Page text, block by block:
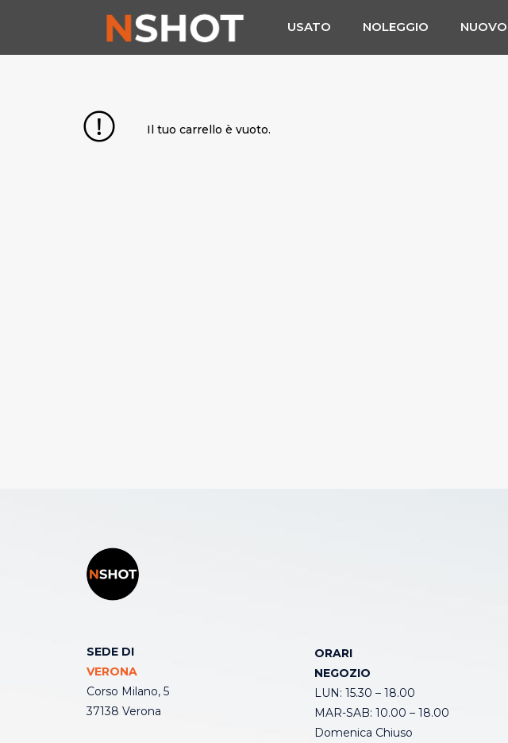
USATO NOLEGGIO NUOVO
Il tuo carrello è vuoto.
SEDE DI
VERONA
Corso Milano, 5
37138 Verona
ORARI
NEGOZIO
LUN: 15.30 – 18.00
MAR-SAB: 10.00 – 18.00
Domenica Chiuso